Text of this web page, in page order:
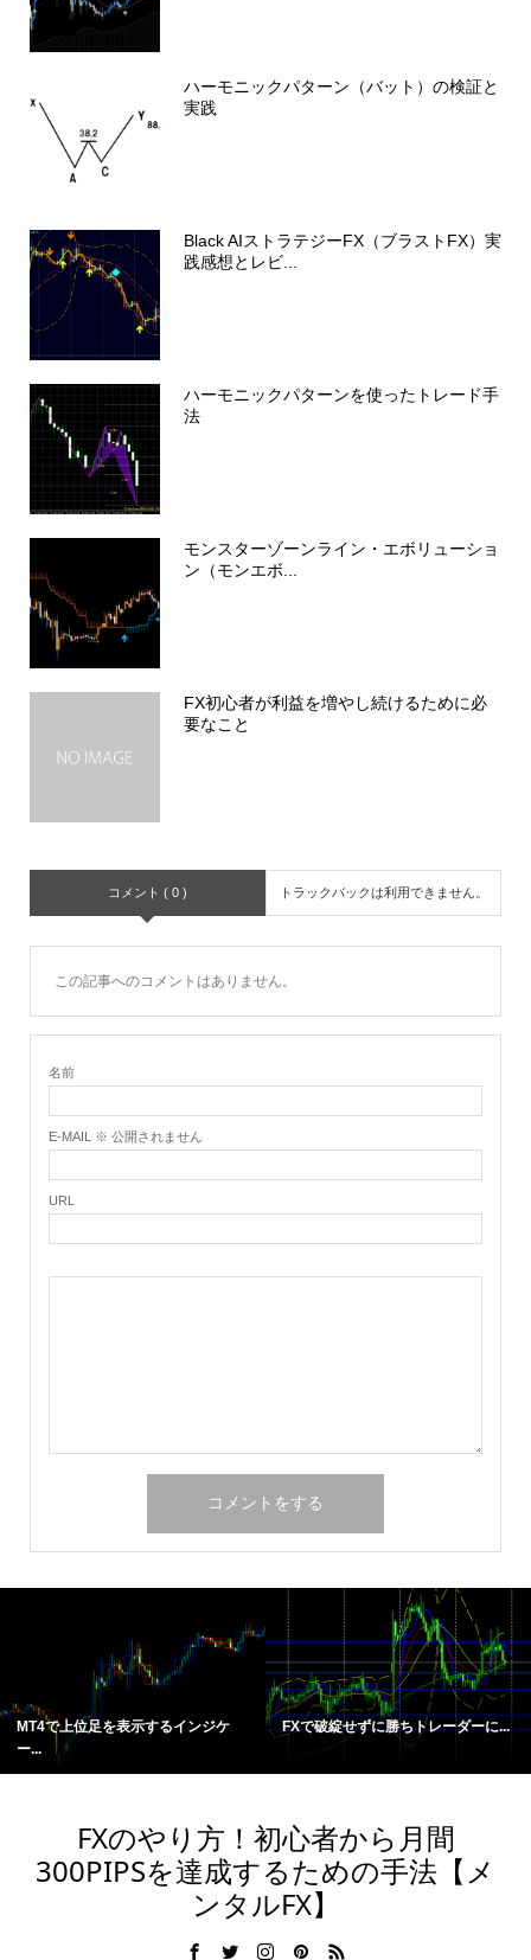
ハーモニックパターン（バット）の検証と
実践
Black AIストラテジーFX（ブラストFX）実
践感想とレビ...
ハーモニックパターンを使ったトレード手
法
モンスターゾーンライン・エボリューショ
ン（モンエボ...
FX初心者が利益を増やし続けるために必
要なこと
コメント ( 0 ) トラックバックは利用できません。
この記事へのコメントはありません。
名前
E-MAIL ※ 公開されません
URL
MT4で上位足を表示するインジケ
ー...
FXで破綻せずに勝ちトレーダーに...
FXのやり方！初心者から月間
300PIPSを達成するための手法【メ
ンタルFX】